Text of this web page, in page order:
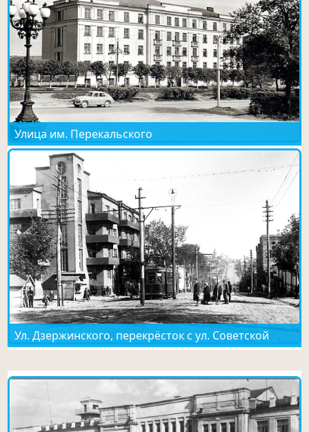
Улица им. Перекальского
Ул. Дзержинского, перекрёсток с ул. Советской